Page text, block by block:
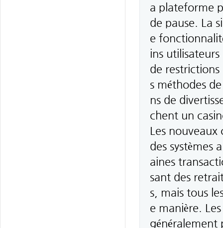
a plateforme
de pause. La
e
ins
de
s méthodes
ns de
chent un
Les nouveaux
des systèmes
aines
sant des
s, mais tous
e manière.
généralement